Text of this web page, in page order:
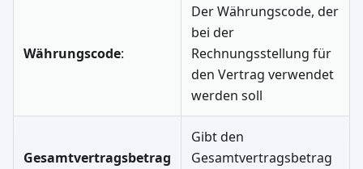
Währungscode:
Der Währungscode, der
bei der
Rechnungsstellung für
den Vertrag verwendet
werden soll
Gesamtvertragsbetrag
Gibt den
Gesamtvertragsbetrag